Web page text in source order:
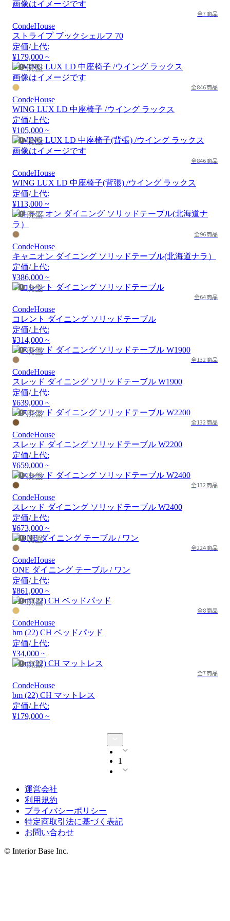
画像はイメージです
全7商品
CondeHouse
ストライプ ブックシェルフ 70
定価/上代:
¥179,000 ~
廃盤
画像はイメージです
全846商品
CondeHouse
WING LUX LD 中座椅子 /ウイング ラックス
定価/上代:
¥105,000 ~
廃盤
画像はイメージです
全846商品
CondeHouse
WING LUX LD 中座椅子(背張) /ウイング ラックス
定価/上代:
¥113,000 ~
廃盤
全96商品
CondeHouse
キャニオン ダイニング ソリッドテーブル(北海道ナラ）
定価/上代:
¥386,000 ~
廃盤
全64商品
CondeHouse
コレント ダイニング ソリッドテーブル
定価/上代:
¥314,000 ~
廃盤
全132商品
CondeHouse
スレッド ダイニング ソリッドテーブル W1900
定価/上代:
¥639,000 ~
廃盤
全132商品
CondeHouse
スレッド ダイニング ソリッドテーブル W2200
定価/上代:
¥659,000 ~
廃盤
全132商品
CondeHouse
スレッド ダイニング ソリッドテーブル W2400
定価/上代:
¥673,000 ~
廃盤
全224商品
CondeHouse
ONE ダイニング テーブル / ワン
定価/上代:
¥861,000 ~
廃盤
全8商品
CondeHouse
bm (22) CH ベッドパッド
定価/上代:
¥34,000 ~
廃盤
全7商品
CondeHouse
bm (22) CH マットレス
定価/上代:
¥179,000 ~
1
運営会社
利用規約
プライバシーポリシー
特定商取引法に基づく表記
お問い合わせ
© Interior Base Inc.